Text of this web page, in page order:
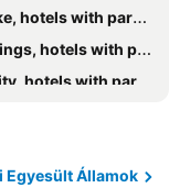
hotels with parking
hotels with parking
hotels with parking
hotels with parking
Egyesült Államok